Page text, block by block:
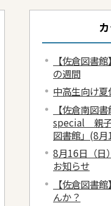
【佐倉図書
の週間
中高生向け夏
【佐倉南図
special 親子
図書館」(8
8月16日（日
お知らせ
【佐倉図書
んか？